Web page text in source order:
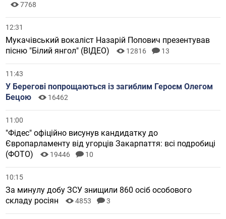
7768
12:31
Мукачівський вокаліст Назарій Попович презентував
пісню "Білий янгол" (ВІДЕО)
12816 13
11:43
У Берегові попрощаються із загиблим Героєм Олегом
Бецою
16462
11:00
"Фідес" офіційно висунув кандидатку до
Європарламенту від угорців Закарпаття: всі подробиці
(ФОТО)
19446 10
10:15
За минулу добу ЗСУ знищили 860 осіб особового
складу росіян
4853 3